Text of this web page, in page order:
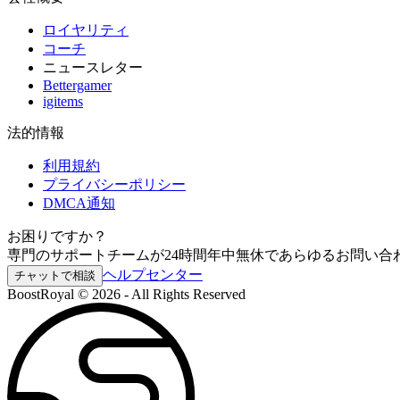
ロイヤリティ
コーチ
ニュースレター
Bettergamer
igitems
法的情報
利用規約
プライバシーポリシー
DMCA通知
お困りですか？
専門のサポートチームが24時間年中無休であらゆるお問い合
チャットで相談 ヘルプセンター
BoostRoyal © 2026 - All Rights Reserved